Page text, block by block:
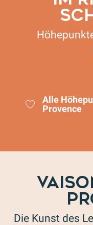
Alle
Provence
Die Kunst des